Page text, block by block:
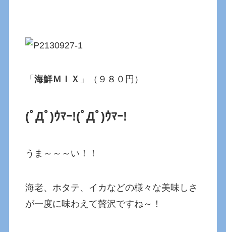
「海鮮ＭＩＸ 」（９８０円）
(ﾟДﾟ)ｳﾏｰ!(ﾟДﾟ)ｳﾏｰ!
うま～～～い！！
海老、ホタテ、イカなどの様々な美味しさ
が一度に味わえて贅沢ですね～！